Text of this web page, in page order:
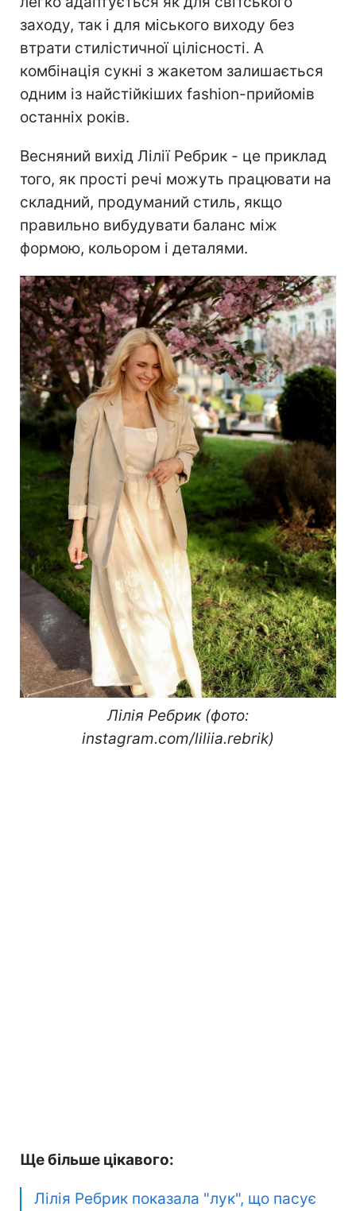
заходу, так і для міського виходу без
втрати стилістичної цілісності. А
комбінація сукні з жакетом залишається
одним із найстійкіших fashion-прийомів
останніх років.
Весняний вихід Лілії Ребрик - це приклад
того, як прості речі можуть працювати на
складний, продуманий стиль, якщо
правильно вибудувати баланс між
формою, кольором і деталями.
Лілія Ребрик (фото:
instagram.com/liliia.rebrik)
Ще більше цікавого:
Лілія Ребрик показала "лук", що пасує